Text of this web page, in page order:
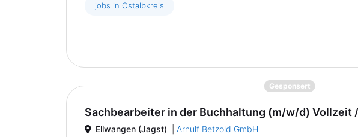
jobs in Ostalbkreis
Gesponsert{prompt.job}
Sachbearbeiter in der Buchhaltung (m/w/d) Vollzeit
Ellwangen (Jagst) Arnulf Betzold GmbH